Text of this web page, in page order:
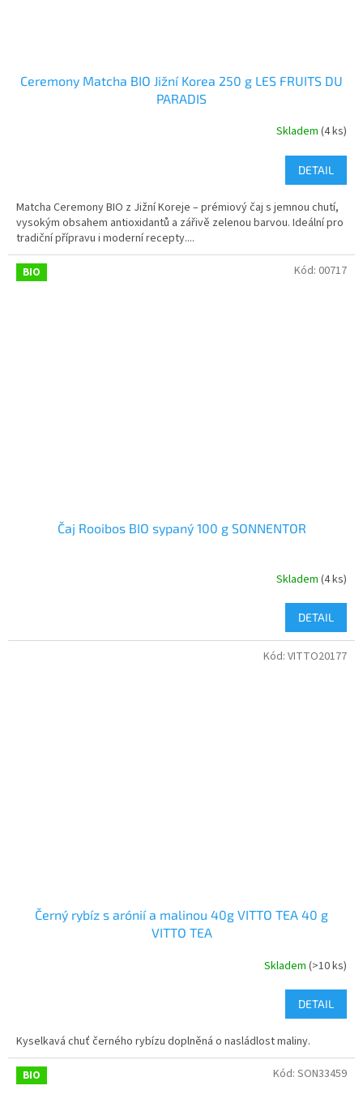
Ceremony Matcha BIO Jižní Korea 250 g LES FRUITS DU
PARADIS
Skladem (4 ks)
DETAIL
Matcha Ceremony BIO z Jižní Koreje – prémiový čaj s jemnou chutí,
vysokým obsahem antioxidantů a zářivě zelenou barvou. Ideální pro
tradiční přípravu i moderní recepty....
BIO
Čaj Rooibos BIO sypaný 100 g SONNENTOR
Skladem (4 ks)
DETAIL
Kód: 00717
Černý rybíz s arónií a malinou 40g VITTO TEA 40 g
VITTO TEA
Skladem (>10 ks)
DETAIL
Kyselkavá chuť černého rybízu doplněná o nasládlost maliny.
Kód: VITTO20177
BIO Kód: SON33459